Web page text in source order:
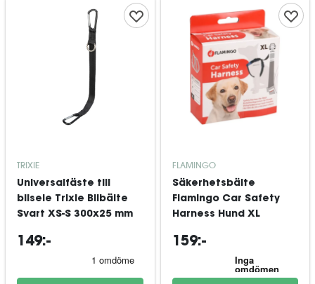
TRIXIE
Universalfäste till
bilsele Trixie Bilbälte
Svart XS-S 300x25 mm
149:-
FLAMINGO
Säkerhetsbälte
Flamingo Car Safety
Harness Hund XL
159:-